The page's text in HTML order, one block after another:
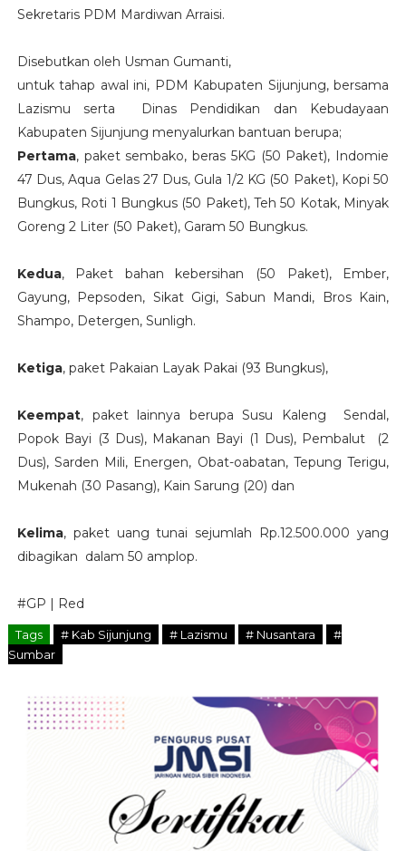
Sekretaris PDM Mardiwan Arraisi.
Disebutkan oleh Usman Gumanti,
untuk tahap awal ini, PDM Kabupaten Sijunjung, bersama
Lazismu serta Dinas Pendidikan dan Kebudayaan
Kabupaten Sijunjung menyalurkan bantuan berupa;
Pertama, paket sembako, beras 5KG (50 Paket), Indomie
47 Dus, Aqua Gelas 27 Dus, Gula 1/2 KG (50 Paket), Kopi 50
Bungkus, Roti 1 Bungkus (50 Paket), Teh 50 Kotak, Minyak
Goreng 2 Liter (50 Paket), Garam 50 Bungkus.
Kedua, Paket bahan kebersihan (50 Paket), Ember,
Gayung, Pepsoden, Sikat Gigi, Sabun Mandi, Bros Kain,
Shampo, Detergen, Sunligh.
Ketiga, paket Pakaian Layak Pakai (93 Bungkus),
Keempat, paket lainnya berupa Susu Kaleng Sendal,
Popok Bayi (3 Dus), Makanan Bayi (1 Dus), Pembalut (2
Dus), Sarden Mili, Energen, Obat-oabatan, Tepung Terigu,
Mukenah (30 Pasang), Kain Sarung (20) dan
Kelima, paket uang tunai sejumlah Rp.12.500.000 yang
dibagikan dalam 50 amplop.
#GP | Red
Tags # Kab Sijunjung # Lazismu # Nusantara
#
Sumbar